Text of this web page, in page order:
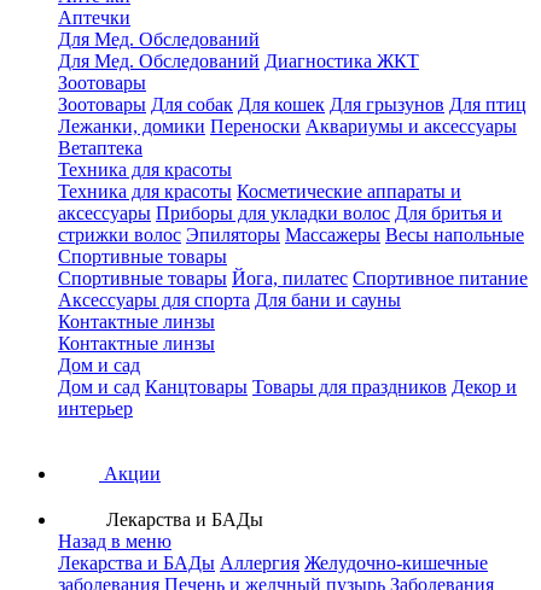
Аптечки
Для Мед. Обследований
Для Мед. Обследований Диагностика ЖКТ
Зоотовары
Зоотовары Для собак Для кошек Для грызунов Для птиц
Лежанки, домики Переноски Аквариумы и аксессуары
Ветаптека
Техника для красоты
Техника для красоты Косметические аппараты и
аксессуары Приборы для укладки волос Для бритья и
стрижки волос Эпиляторы Массажеры Весы напольные
Спортивные товары
Спортивные товары Йога, пилатес Спортивное питание
Аксессуары для спорта Для бани и сауны
Контактные линзы
Контактные линзы
Дом и сад
Дом и сад Канцтовары Товары для праздников Декор и
интерьер
Акции
Лекарства и БАДы
Назад в меню
Лекарства и БАДы Аллергия Желудочно-кишечные
заболевания Печень и желчный пузырь Заболевания